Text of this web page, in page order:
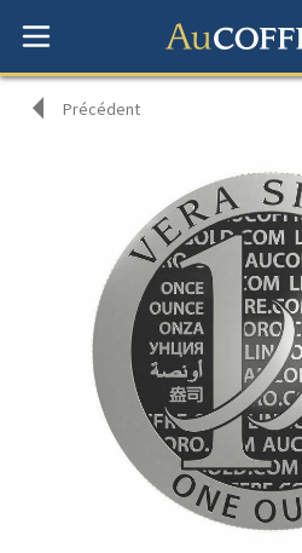
Précédent